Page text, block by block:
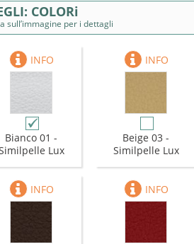
COLORi
sull’immagine per i dettagli
Bianco 01 -
Lux
Beige 03 -
Similpelle Lux